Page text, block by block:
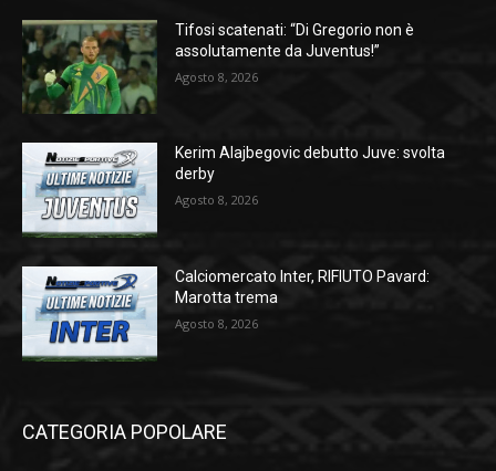
Tifosi scatenati: “Di Gregorio non è
assolutamente da Juventus!”
Agosto 8, 2026
Kerim Alajbegovic debutto Juve: svolta
derby
Agosto 8, 2026
Calciomercato Inter, RIFIUTO Pavard:
Marotta trema
Agosto 8, 2026
CATEGORIA POPOLARE